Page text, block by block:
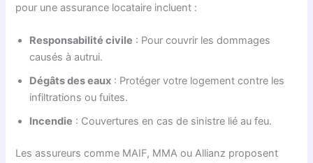
pour une assurance locataire incluent :
Responsabilité civile : Pour couvrir les dommages
causés à autrui.
Dégâts des eaux : Protéger votre logement contre les
infiltrations ou fuites.
Incendie : Couvertures en cas de sinistre lié au feu.
Les assureurs comme MAIF, MMA ou Allianz proposent